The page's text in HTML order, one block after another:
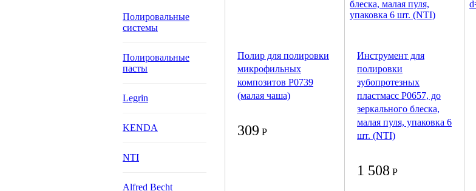
Полировальные
системы
Полировальные
пасты
Legrin
KENDA
NTI
Alfred Becht
Полир для полировки
микрофильных
композитов P0739
(малая чаша)
309 Р
Инструмент для
полировки
зубопротезных
пластмасс P0657, до
зеркального блеска,
малая пуля, упаковка 6
шт. (NTI)
1 508 Р